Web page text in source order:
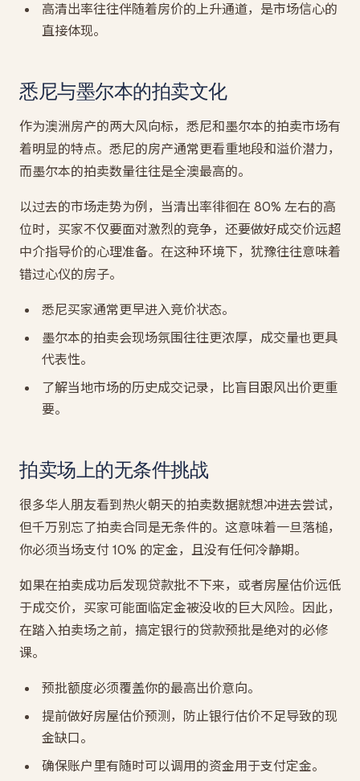
高清出率往往伴随着房价的上升通道，是市场信心的
直接体现。
悉尼与墨尔本的拍卖文化
作为澳洲房产的两大风向标，悉尼和墨尔本的拍卖市场有
着明显的特点。悉尼的房产通常更看重地段和溢价潜力，
而墨尔本的拍卖数量往往是全澳最高的。
以过去的市场走势为例，当清出率徘徊在 80% 左右的高
位时，买家不仅要面对激烈的竞争，还要做好成交价远超
中介指导价的心理准备。在这种环境下，犹豫往往意味着
错过心仪的房子。
悉尼买家通常更早进入竞价状态。
墨尔本的拍卖会现场氛围往往更浓厚，成交量也更具
代表性。
了解当地市场的历史成交记录，比盲目跟风出价更重
要。
拍卖场上的无条件挑战
很多华人朋友看到热火朝天的拍卖数据就想冲进去尝试，
但千万别忘了拍卖合同是无条件的。这意味着一旦落槌，
你必须当场支付 10% 的定金，且没有任何冷静期。
如果在拍卖成功后发现贷款批不下来，或者房屋估价远低
于成交价，买家可能面临定金被没收的巨大风险。因此，
在踏入拍卖场之前，搞定银行的贷款预批是绝对的必修
课。
预批额度必须覆盖你的最高出价意向。
提前做好房屋估价预测，防止银行估价不足导致的现
金缺口。
确保账户里有随时可以调用的资金用于支付定金。